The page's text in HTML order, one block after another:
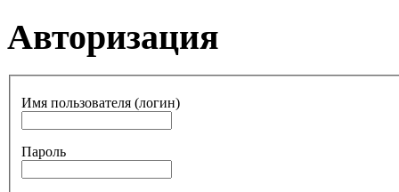
Авторизация
Имя пользователя (логин)
Пароль